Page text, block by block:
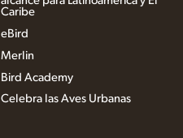
Caribe
eBird
Merlin
Bird Academy
Celebra las Aves Urbanas